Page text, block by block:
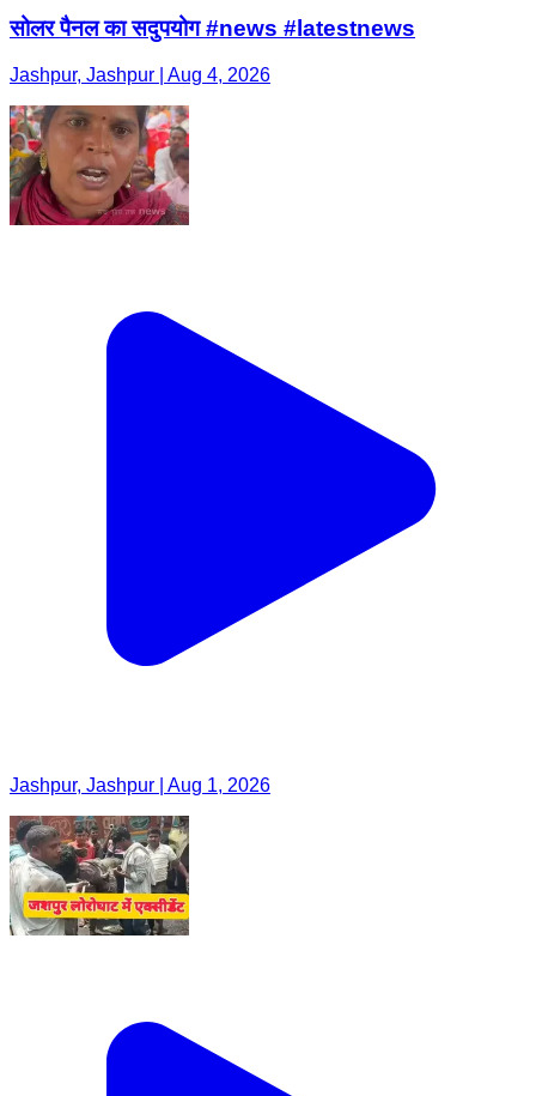
सोलर पैनल का सदुपयोग #news #latestnews
Jashpur, Jashpur | Aug 4, 2026
Jashpur, Jashpur | Aug 1, 2026